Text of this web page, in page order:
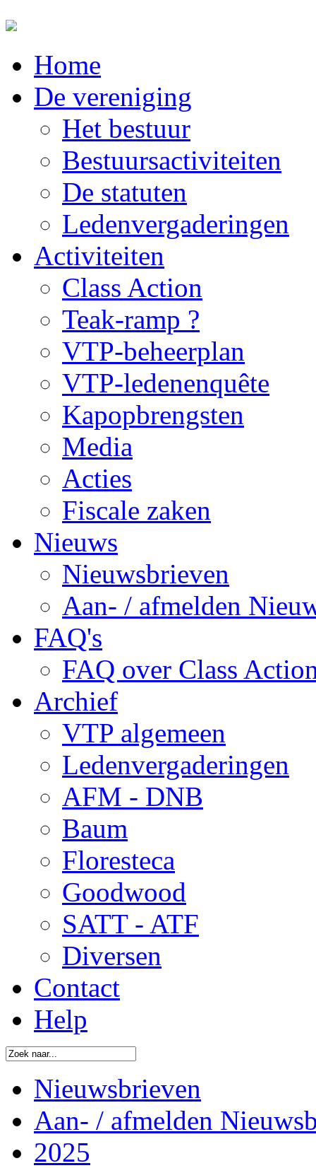
Home
De vereniging
Het bestuur
Bestuursactiviteiten
De statuten
Ledenvergaderingen
Activiteiten
Class Action
Teak-ramp ?
VTP-beheerplan
VTP-ledenenquête
Kapopbrengsten
Media
Acties
Fiscale zaken
Nieuws
Nieuwsbrieven
Aan- / afmelden
FAQ's
FAQ over Class
Archief
VTP algemeen
Ledenvergaderingen
AFM - DNB
Baum
Floresteca
Goodwood
SATT - ATF
Diversen
Contact
Help
Nieuwsbrieven
Aan- / afmelden
2025